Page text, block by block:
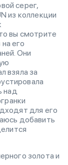
серег,
из коллекции
вы смотрите
его
Они
взяла за
над
для его
добавить